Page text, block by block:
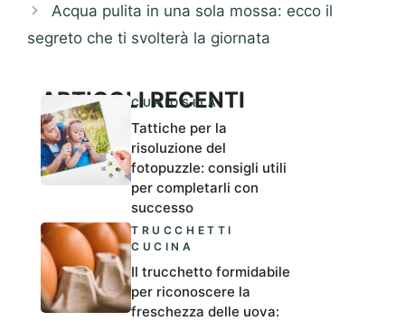
Acqua pulita in una sola mossa: ecco il
segreto che ti svolterà la giornata
ARTICOLI RECENTI
CURIOSITÀ
Tattiche per la
risoluzione del
fotopuzzle: consigli utili
per completarli con
successo
TRUCCHETTI
CUCINA
Il trucchetto formidabile
per riconoscere la
freschezza delle uova: